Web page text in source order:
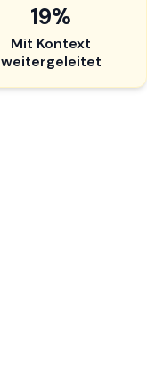
19%
Mit Kontext
weitergeleitet